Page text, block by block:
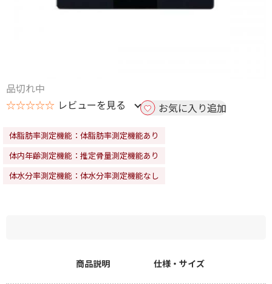
品切れ中
☆☆☆☆☆ レビューを見る お気に入り追加
体脂肪率測定機能：体脂肪率測定機能あり
体内年齢測定機能：推定骨量測定機能あり
体水分率測定機能：体水分率測定機能なし
商品説明 仕様・サイズ